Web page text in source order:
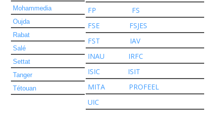
Mohammedia
Oujda
Rabat
Salé
Settat
Tanger
Tétouan
FP
FS
FSE
FSJES
FST
IAV
INAU
IRFC
ISIC
ISIT
MITA
PROFEEL
UIC